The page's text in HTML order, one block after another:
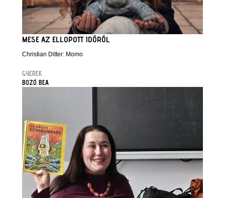
MESE AZ ELLOPOTT IDŐRŐL
Christian Ditter: Momo
GYEREK
BOZÓ BEA